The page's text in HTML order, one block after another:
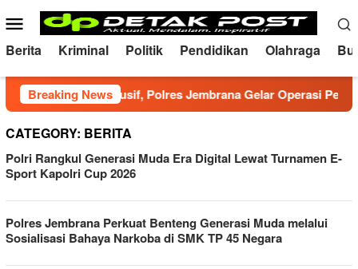
to
content
Mobile
Menu
Berita Kriminal Politik Pendidikan Olahraga
Breaking News
Kondusif, Polres Jembrana Gelar Operasi Pekat
CATEGORY: BERITA
Polri Rangkul Generasi Muda Era Digital Lewat Turnamen E-
Sport Kapolri Cup 2026
Polres Jembrana Perkuat Benteng Generasi Muda melalui
Sosialisasi Bahaya Narkoba di SMK TP 45 Negara